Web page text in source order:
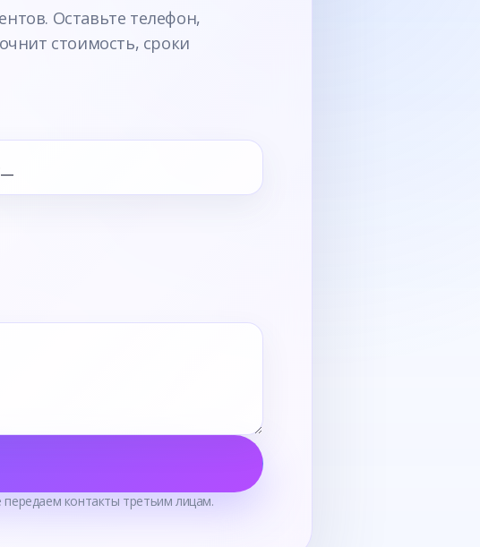
Оставьте телефон,
стоимость, сроки
контакты третьим лицам.